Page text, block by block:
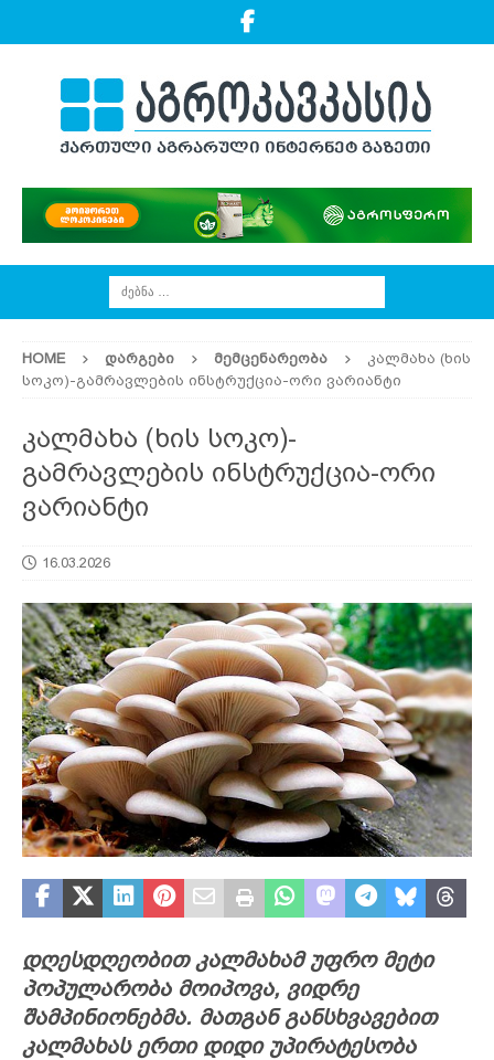
HOME ᲓᲐᲠᲒᲔᲑᲘ ᲛᲔᲛᲪᲔᲜᲐᲠᲔᲝᲑᲐ
კალმახა (ხის
სოკო)-გამრავლების ინსტრუქცია-ორი ვარიანტი
კალმახა (ხის სოკო)-
გამრავლების ინსტრუქცია-ორი
ვარიანტი
16.03.2026
დღესდღეობით კალმახამ უფრო მეტი
პოპულარობა მოიპოვა, ვიდრე
შამპინიონებმა. მათგან განსხვავებით
კალმახას ერთი დიდი უპირატესობა